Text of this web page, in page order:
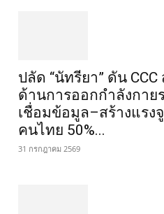
ปลัด “นัทรียา” ดัน CCC
ด้านการออกกำลังกาย
เชื่อมข้อมูล–สร้างแรงจู
คนไทย 50%...
31 กรกฎาคม 2569